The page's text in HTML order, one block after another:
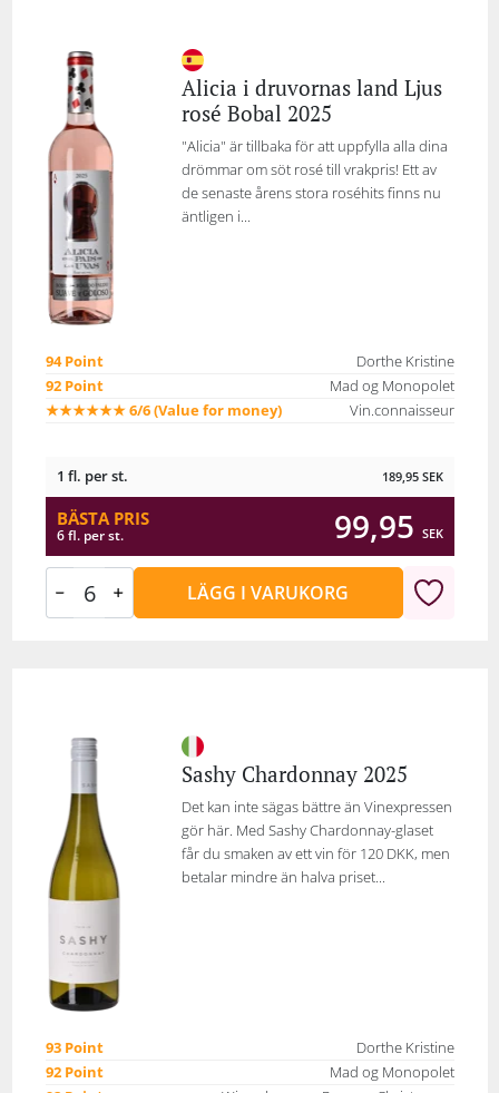
Alicia i druvornas land Ljus
rosé Bobal 2025
"Alicia" är tillbaka för att uppfylla alla dina
drömmar om söt rosé till vrakpris! Ett av
de senaste årens stora roséhits finns nu
äntligen i...
94 Point
Dorthe Kristine
92 Point
Mad og Monopolet
★★★★★★ 6/6 (Value for money)
Vin.connaisseur
1 fl. per st. 189,95 SEK
BÄSTA PRIS
6 fl. per st. 99,95 SEK
LÄGG I VARUKORG
Sashy Chardonnay 2025
Det kan inte sägas bättre än Vinexpressen
gör här. Med Sashy Chardonnay-glaset
får du smaken av ett vin för 120 DKK, men
betalar mindre än halva priset...
93 Point
Dorthe Kristine
92 Point
Mad og Monopolet